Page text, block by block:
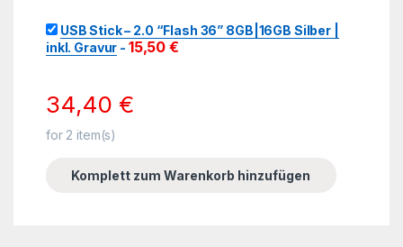
USB Stick – 2.0 “Flash 36” 8GB|16GB Silber |
inkl. Gravur - 15,50€
34,40€
for 2 item(s)
Komplett zum Warenkorb hinzufügen